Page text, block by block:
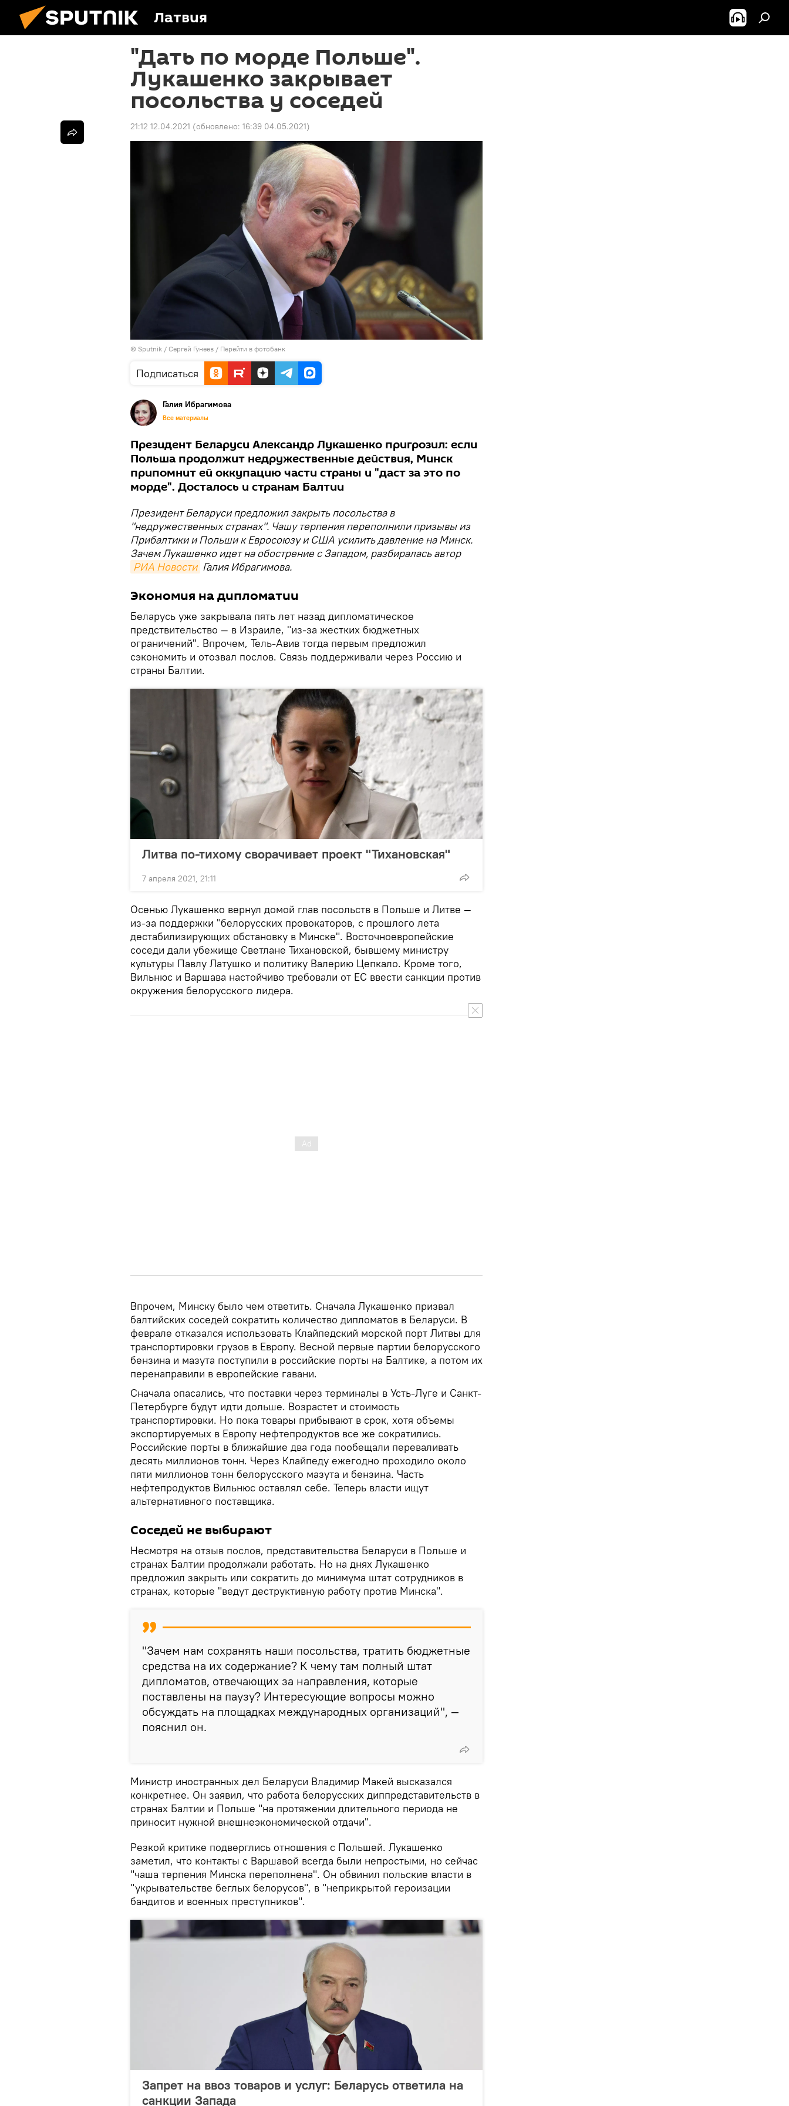
Латвия
"Дать по морде Польше".
Лукашенко закрывает
посольства у соседей
21:12 12.04.2021 (обновлено: 16:39 04.05.2021)
© Sputnik / Сергей Гунеев / Перейти в фотобанк
Подписаться
Галия Ибрагимова
Все материалы
Президент Беларуси Александр Лукашенко пригрозил: если
Польша продолжит недружественные действия, Минск
припомнит ей оккупацию части страны и "даст за это по
морде". Досталось и странам Балтии
Президент Беларуси предложил закрыть посольства в
"недружественных странах". Чашу терпения переполнили призывы из
Прибалтики и Польши к Евросоюзу и США усилить давление на Минск.
Зачем Лукашенко идет на обострение с Западом, разбиралась автор
РИА Новости Галия Ибрагимова.
Экономия на дипломатии
Беларусь уже закрывала пять лет назад дипломатическое
предствительство — в Израиле, "из-за жестких бюджетных
ограничений". Впрочем, Тель-Авив тогда первым предложил
сэкономить и отозвал послов. Связь поддерживали через Россию и
страны Балтии.
Литва по-тихому сворачивает проект "Тихановская"
7 апреля 2021, 21:11
Осенью Лукашенко вернул домой глав посольств в Польше и Литве —
из-за поддержки "белорусских провокаторов, с прошлого лета
дестабилизирующих обстановку в Минске". Восточноевропейские
соседи дали убежище Светлане Тихановской, бывшему министру
культуры Павлу Латушко и политику Валерию Цепкало. Кроме того,
Вильнюс и Варшава настойчиво требовали от ЕС ввести санкции против
окружения белорусского лидера.
Впрочем, Минску было чем ответить. Сначала Лукашенко призвал
балтийских соседей сократить количество дипломатов в Беларуси. В
феврале отказался использовать Клайпедский морской порт Литвы для
транспортировки грузов в Европу. Весной первые партии белорусского
бензина и мазута поступили в российские порты на Балтике, а потом их
перенаправили в европейские гавани.
Сначала опасались, что поставки через терминалы в Усть-Луге и Санкт-
Петербурге будут идти дольше. Возрастет и стоимость
транспортировки. Но пока товары прибывают в срок, хотя объемы
экспортируемых в Европу нефтепродуктов все же сократились.
Российские порты в ближайшие два года пообещали переваливать
десять миллионов тонн. Через Клайпеду ежегодно проходило около
пяти миллионов тонн белорусского мазута и бензина. Часть
нефтепродуктов Вильнюс оставлял себе. Теперь власти ищут
альтернативного поставщика.
Соседей не выбирают
Несмотря на отзыв послов, представительства Беларуси в Польше и
странах Балтии продолжали работать. Но на днях Лукашенко
предложил закрыть или сократить до минимума штат сотрудников в
странах, которые "ведут деструктивную работу против Минска".
"Зачем нам сохранять наши посольства, тратить бюджетные
средства на их содержание? К чему там полный штат
дипломатов, отвечающих за направления, которые
поставлены на паузу? Интересующие вопросы можно
обсуждать на площадках международных организаций", —
пояснил он.
Министр иностранных дел Беларуси Владимир Макей высказался
конкретнее. Он заявил, что работа белорусских диппредставительств в
странах Балтии и Польше "на протяжении длительного периода не
приносит нужной внешнеэкономической отдачи".
Резкой критике подверглись отношения с Польшей. Лукашенко
заметил, что контакты с Варшавой всегда были непростыми, но сейчас
"чаша терпения Минска переполнена". Он обвинил польские власти в
"укрывательстве беглых белорусов", в "неприкрытой героизации
бандитов и военных преступников".
Запрет на ввоз товаров и услуг: Беларусь ответила на
санкции Запада